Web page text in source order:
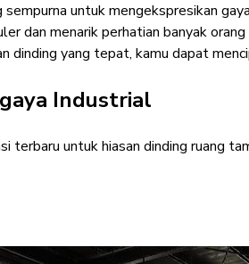
Hiasan
sempurna untuk mengekspresikan
dan menarik perhatian banyak
dinding yang tepat, kamu dapat
Industrial
terbaru untuk hiasan dinding ruang